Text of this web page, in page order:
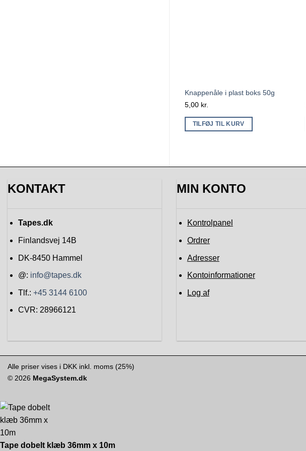
Knappenåle i plast boks 50g
5,00 kr.
TILFØJ TIL KURV
KONTAKT
Tapes.dk
Finlandsvej 14B
DK-8450 Hammel
@: info@tapes.dk
Tlf.: +45 3144 6100
CVR: 28966121
MIN KONTO
Kontrolpanel
Ordrer
Adresser
Kontoinformationer
Log af
Alle priser vises i DKK inkl. moms (25%)
© 2026 MegaSystem.dk
Tape dobelt klæb 36mm x 10m